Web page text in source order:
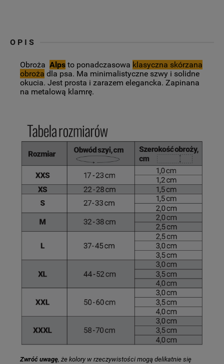
OPIS
Obroża Alps to ponadczasowa klasyczna skórzana
obroża dla psa. Ma minimalistyczne szwy i solidne
okucia. Jest prosta i zarazem elegancka. Zapinana
na metalową klamrę.
Zwróć uwagę, że kolory w rzeczywistości mogą delikatnie się